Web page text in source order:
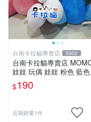
台南卡拉貓專賣店 5902
台南卡拉貓專賣店
娃娃 玩偶 娃娃 粉色 藍
分售
$190
近期銷量1件